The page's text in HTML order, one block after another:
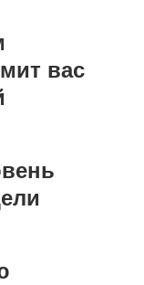
вас